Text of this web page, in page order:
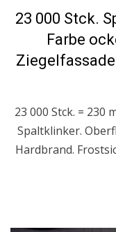
23 000 Stck.
Farbe
23 000 Stck. = 230
Spaltklinker.
Hardbrand.